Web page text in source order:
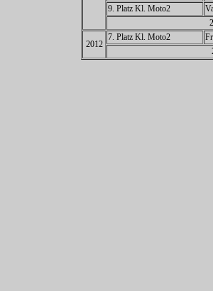
9. Platz Kl. Moto2
2012
7. Platz Kl. Moto2